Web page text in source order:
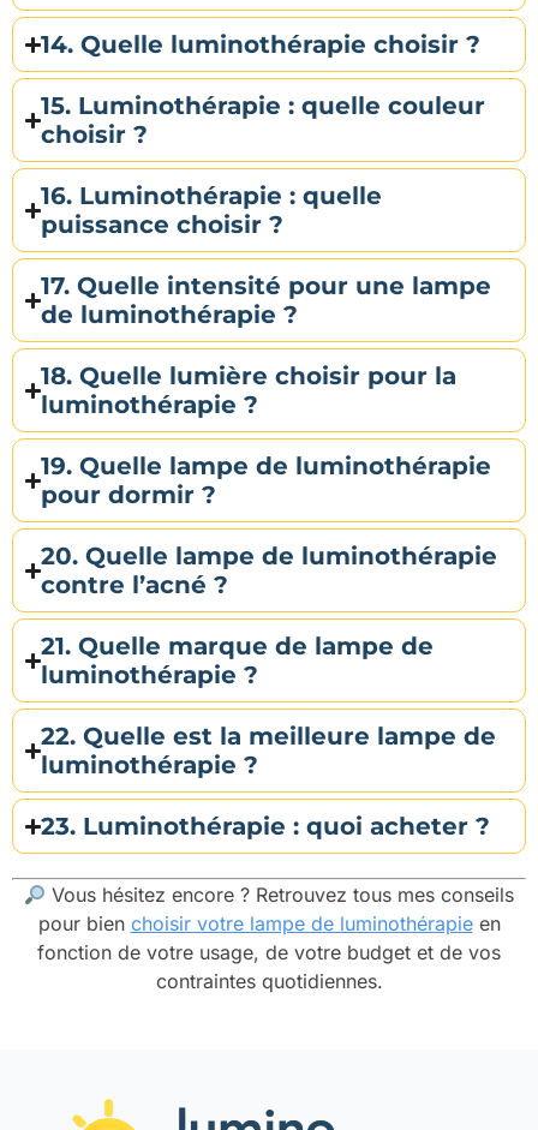
14. Quelle luminothérapie choisir ?
15. Luminothérapie : quelle couleur
choisir ?
16. Luminothérapie : quelle
puissance choisir ?
17. Quelle intensité pour une lampe
de luminothérapie ?
18. Quelle lumière choisir pour la
luminothérapie ?
19. Quelle lampe de luminothérapie
pour dormir ?
20. Quelle lampe de luminothérapie
contre l’acné ?
21. Quelle marque de lampe de
luminothérapie ?
22. Quelle est la meilleure lampe de
luminothérapie ?
23. Luminothérapie : quoi acheter ?
Vous hésitez encore ? Retrouvez tous mes conseils
pour bien choisir votre lampe de luminothérapieen
fonction de votre usage, de votre budget et de vos
contraintes quotidiennes.